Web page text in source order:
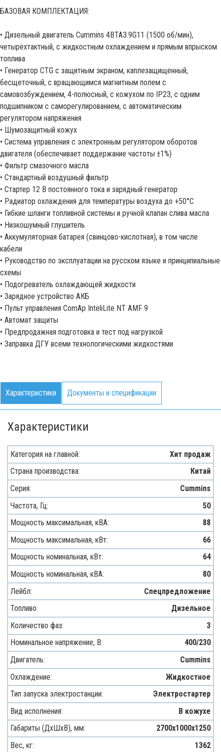
БАЗОВАЯ КОМПЛЕКТАЦИЯ:
• Дизельный двигатель Cummins 4BTA3.9G11 (1500 об/мин),
четырёхтактный, с жидкостным охлаждением и прямым впрыском
топлива
• Генератор CTG с защитным экраном, каплезащищенный,
бесщеточный, с вращающимся магнитным полем с
самовозбуждением, 4-полюсный, с кожухом по IP23, с одним
подшипником с саморегулированием, с автоматическим
регулятором напряжения
• Шумозащитный кожух
• Система управления с электронным регулятором оборотов
двигателя (обеспечивает поддержание частоты ±1%)
• Фильтр смазочного масла
• Стандартный воздушный фильтр
• Стартер 12 В постоянного тока и зарядный генератор
• Радиатор охлаждения для температуры воздуха до +50°С
• Гибкие шланги топливной системы и ручной клапан слива масла
• Низкошумный глушитель
• Аккумуляторная батарея (свинцово-кислотная), в том числе
кабели
• Руководство по эксплуатации на русском языке и принципиальные
схемы
• Подогреватель охлаждающей жидкости
• Зарядное устройство АКБ
• Пульт управления ComAp InteliLite NT AMF 9
• Автомат защиты
• Предпродажная подготовка и тест под нагрузкой
• Заправка ДГУ всеми технологическими жидкостями
Характеристики Документы и спецификации
Характеристики
Категория на главной:
Хит продаж
Страна производства:
Китай
Серия:
Cummins
Частота, Гц:
50
Мощность максимальная, кВA:
88
Мощность максимальная, кВт:
66
Мощность номинальная, кВт:
64
Мощность номинальная, кВА:
80
Лейбл:
Спецпредложение
Топливо:
Дизельное
Количество фаз:
3
Номинальное напряжение, В:
400/230
Двигатель:
Cummins
Охлаждение:
Жидкостное
Тип запуска электростанции:
Электростартер
Вид исполнения:
В кожухе
Габариты (ДхШхВ), мм:
2700х1000х1250
Вес, кг:
1362